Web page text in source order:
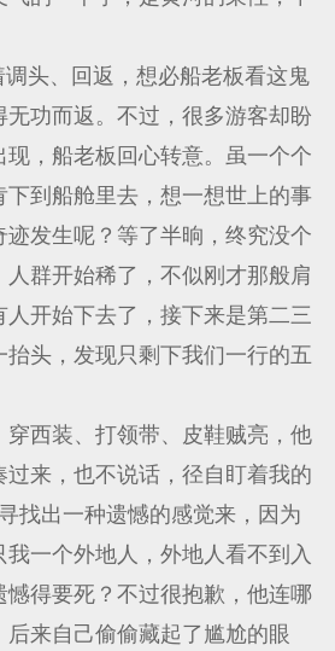
头、回返，想必船老板看这鬼
无功而返。不过，很多游客却盼
，船老板回心转意。虽一个个
到船舱里去，想一想世上的事
发生呢？等了半晌，终究没个
群开始稀了，不似刚才那般肩
开始下去了，接下来是第二三
抬头，发现只剩下我们一行的五
西装、打领带、皮鞋贼亮，他
来，也不说话，径自盯着我的
找出一种遗憾的感觉来，因为
一个外地人，外地人看不到入
得要死？不过很抱歉，他连哪
来自己偷偷藏起了尴尬的眼